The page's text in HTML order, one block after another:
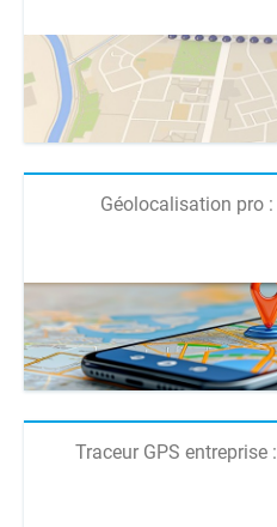
Géolocalisation pro
Traceur GPS